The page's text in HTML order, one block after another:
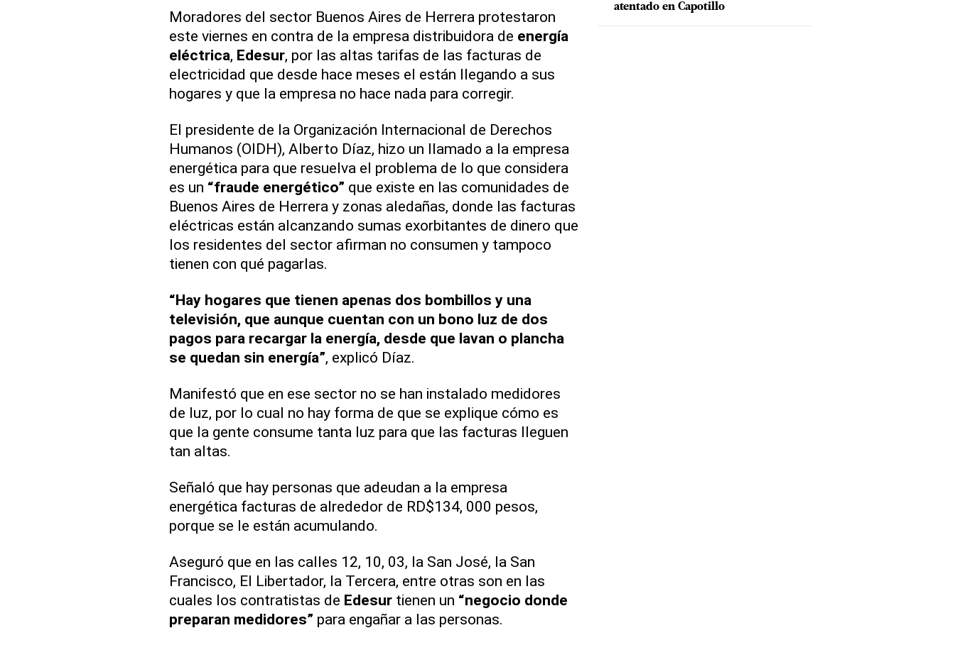
Moradores del sector Buenos Aires de Herrera protestaron
este viernes en contra de la empresa distribuidora de energía
eléctrica, Edesur, por las altas tarifas de las facturas de
electricidad que desde hace meses el están llegando a sus
hogares y que la empresa no hace nada para corregir.
El presidente de la Organización Internacional de Derechos
Humanos (OIDH), Alberto Díaz, hizo un llamado a la empresa
energética para que resuelva el problema de lo que considera
es un “fraude energético” que existe en las comunidades de
Buenos Aires de Herrera y zonas aledañas, donde las facturas
eléctricas están alcanzando sumas exorbitantes de dinero que
los residentes del sector afirman no consumen y tampoco
tienen con qué pagarlas.
“Hay hogares que tienen apenas dos bombillos y una
televisión, que aunque cuentan con un bono luz de dos
pagos para recargar la energía, desde que lavan o plancha
se quedan sin energía”, explicó Díaz.
Manifestó que en ese sector no se han instalado medidores
de luz, por lo cual no hay forma de que se explique cómo es
que la gente consume tanta luz para que las facturas lleguen
tan altas.
Señaló que hay personas que adeudan a la empresa
energética facturas de alrededor de RD$134, 000 pesos,
porque se le están acumulando.
Aseguró que en las calles 12, 10, 03, la San José, la San
Francisco, El Libertador, la Tercera, entre otras son en las
cuales los contratistas de Edesurtienen un “negocio donde
preparan medidores” para engañar a las personas.
atentado en Capotillo